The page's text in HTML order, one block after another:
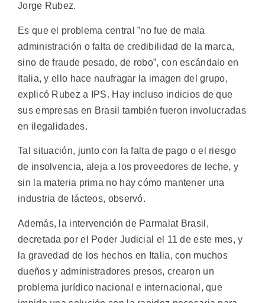
Jorge Rubez.
Es que el problema central ”no fue de mala
administración o falta de credibilidad de la marca,
sino de fraude pesado, de robo”, con escándalo en
Italia, y ello hace naufragar la imagen del grupo,
explicó Rubez a IPS. Hay incluso indicios de que
sus empresas en Brasil también fueron involucradas
en ilegalidades.
Tal situación, junto con la falta de pago o el riesgo
de insolvencia, aleja a los proveedores de leche, y
sin la materia prima no hay cómo mantener una
industria de lácteos, observó.
Además, la intervención de Parmalat Brasil,
decretada por el Poder Judicial el 11 de este mes, y
la gravedad de los hechos en Italia, con muchos
dueños y administradores presos, crearon un
problema jurídico nacional e internacional, que